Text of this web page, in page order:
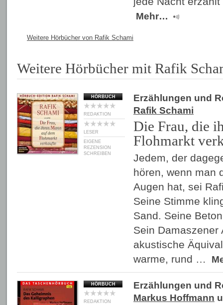
Mehr…
Weitere Hörbücher von Rafik Schami
Weitere Hörbücher mit Rafik
HÖRBUCH
REDAKTION
LESER
EIGENE
REZENSION
SCHREIBEN
Erzählungen und
Rafik Schami
Die Frau, die
Flohmarkt
Jedem, der
hören, wenn man
Augen hat, sei
Seine Stimme
Sand. Seine
Sein Damaszener
akustische
warme, rund …
HÖRBUCH
REDAKTION
Erzählungen und
Markus Hoffmann